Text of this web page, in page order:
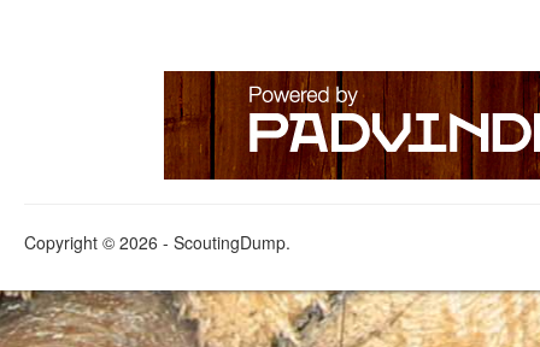
Copyright © 2026 - ScoutingDump.